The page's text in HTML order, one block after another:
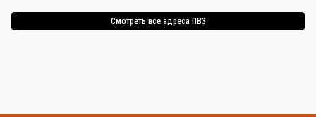
Смотреть все адреса ПВЗ